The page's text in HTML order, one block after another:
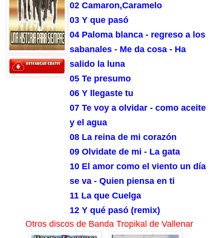
02 Camaron,Caramelo
03 Y que pasó
04 Paloma blanca - regreso a los
sabanales - Me da cosa - Ha
salido la luna
05 Te presumo
06 Y llegaste tu
07 Te voy a olvidar - como aceite
y el agua
08 La reina de mi corazón
09 Olvidate de mi - La gata
10 El amor como el viento un día
se va - Quien piensa en ti
11 La que Cuelga
12 Y qué pasó (remix)
Otros discos de Banda Tropikal de Vallenar